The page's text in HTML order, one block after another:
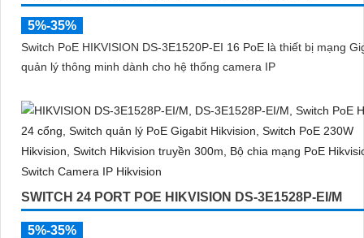
5%-35%
Switch PoE HIKVISION DS-3E1520P-EI 16 PoE là thiết bị mạng
quản lý thông minh dành cho hệ thống camera IP
SWITCH 24 PORT POE HIKVISION DS-3E1528P-EI/M
5%-35%